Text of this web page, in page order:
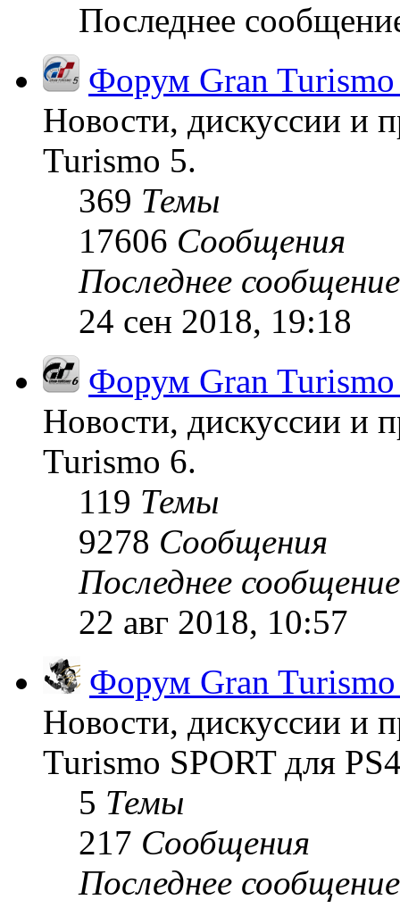
Последнее
Форум Gran
Новости, дискуссии и
Turismo 5.
369 Темы
17606 Сообщения
Последнее сообщение
24 сен 2018, 19:18
Форум Gran
Новости, дискуссии и
Turismo 6.
119 Темы
9278 Сообщения
Последнее сообщение
22 авг 2018, 10:57
Форум Gran Turismo
Новости, дискуссии и
Turismo SPORT для
5 Темы
217 Сообщения
Последнее сообщение